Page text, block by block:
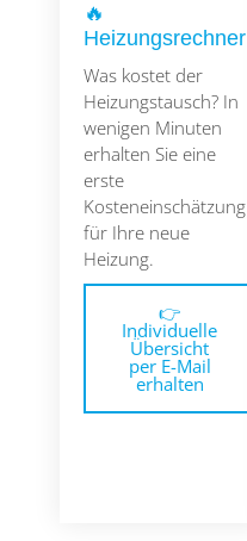
🔥
Heizungsrechner
Was kostet der
Heizungstausch? In
wenigen Minuten
erhalten Sie eine
erste
Kosteneinschätzung
für Ihre neue
Heizung.
👉
Individuelle
Übersicht
per E-Mail
erhalten